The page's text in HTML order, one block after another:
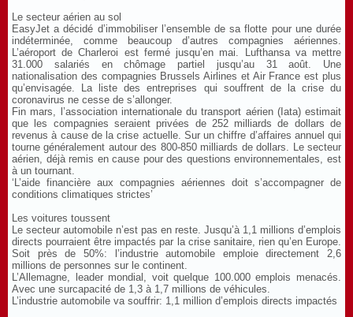
Le secteur aérien au sol
EasyJet a décidé d’immobiliser l’ensemble de sa flotte pour une durée
indéterminée, comme beaucoup d’autres compagnies aériennes.
L’aéroport de Charleroi est fermé jusqu’en mai. Lufthansa va mettre
31.000 salariés en chômage partiel jusqu’au 31 août. Une
nationalisation des compagnies Brussels Airlines et Air France est plus
qu’envisagée. La liste des entreprises qui souffrent de la crise du
coronavirus ne cesse de s’allonger.
Fin mars, l’association internationale du transport aérien (Iata) estimait
que les compagnies seraient privées de 252 milliards de dollars de
revenus à cause de la crise actuelle. Sur un chiffre d’affaires annuel qui
tourne généralement autour des 800-850 milliards de dollars. Le secteur
aérien, déjà remis en cause pour des questions environnementales, est
à un tournant.
‘L’aide financière aux compagnies aériennes doit s’accompagner de
conditions climatiques strictes’
Les voitures toussent
Le secteur automobile n’est pas en reste. Jusqu’à 1,1 millions d’emplois
directs pourraient être impactés par la crise sanitaire, rien qu’en Europe.
Soit près de 50%: l’industrie automobile emploie directement 2,6
millions de personnes sur le continent.
L’Allemagne, leader mondial, voit quelque 100.000 emplois menacés.
Avec une surcapacité de 1,3 à 1,7 millions de véhicules.
L’industrie automobile va souffrir: 1,1 million d’emplois directs impactés